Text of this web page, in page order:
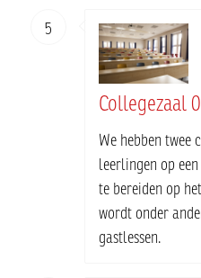
5
Collegezaal
We hebben twee
leerlingen op
te bereiden op
wordt onder
gastlessen.